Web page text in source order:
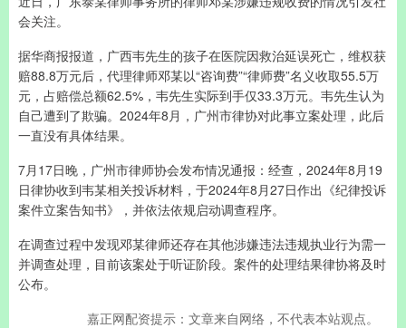
会关注。
据华商报报道，广西韦先生的孩子在医院因救治延误死亡，维权获
赔88.8万元后，代理律师邓某以“咨询费”“律师费”名义收取55.5万
元，占赔偿总额62.5%，韦先生实际到手仅33.3万元。韦先生认为
自己遭到了欺骗。2024年8月，广州市律协对此事立案处理，此后
一直没有具体结果。
7月17日晚，广州市律师协会发布情况通报：经查，2024年8月19
日律协收到韦某相关投诉材料，于2024年8月27日作出《纪律投诉
案件立案告知书》，并依法依规启动调查程序。
在调查过程中发现邓某律师还存在其他涉嫌违法违规执业行为需一
并调查处理，目前该案处于听证阶段。案件的处理结果律协将及时
公布。
嘉正网配资提示：文章来自网络，不代表本站观点。